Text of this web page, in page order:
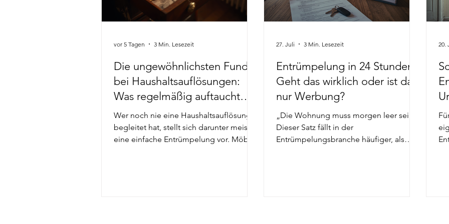
Die ungewöhnlichsten Funde
bei Haushaltsauflösungen:
Was regelmäßig auftaucht
und oft übersehen wird
Wer noch nie eine Haushaltsauflösung
begleitet hat, stellt sich darunter meist
eine einfache Entrümpelung vor. Möbel
vor 5 Tagen 3 Min. Lesezeit
Entrümpelung in 24 Stunden:
Geht das wirklich oder ist das
nur Werbung?
„Die Wohnung muss morgen leer sein.“
Dieser Satz fällt in der
Entrümpelungsbranche häufiger, als
27. Juli 3 Min. Lesezeit 20.